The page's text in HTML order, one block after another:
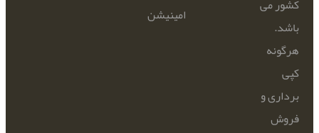
کشور می
باشد.
هرگونه
کپی
برداری و
فروش
امینیشن